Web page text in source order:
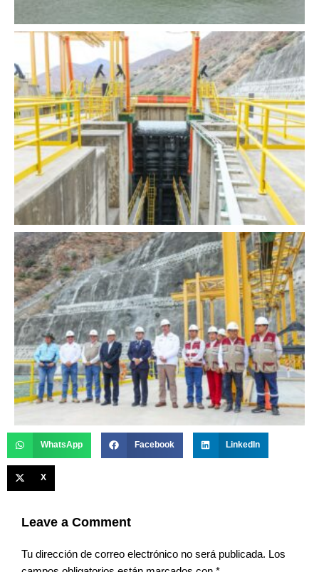
WhatsApp Facebook LinkedIn
X
Leave a Comment
Tu dirección de correo electrónico no será publicada. Los